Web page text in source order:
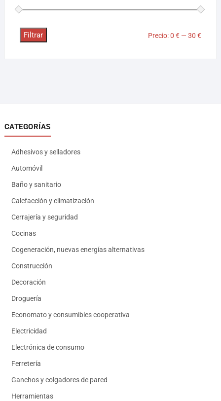
Filtrar Precio:0 € —30 €
CATEGORÍAS
Adhesivos y selladores
Automóvil
Baño y sanitario
Calefacción y climatización
Cerrajería y seguridad
Cocinas
Cogeneración, nuevas energías alternativas
Construcción
Decoración
Droguería
Economato y consumibles cooperativa
Electricidad
Electrónica de consumo
Ferretería
Ganchos y colgadores de pared
Herramientas